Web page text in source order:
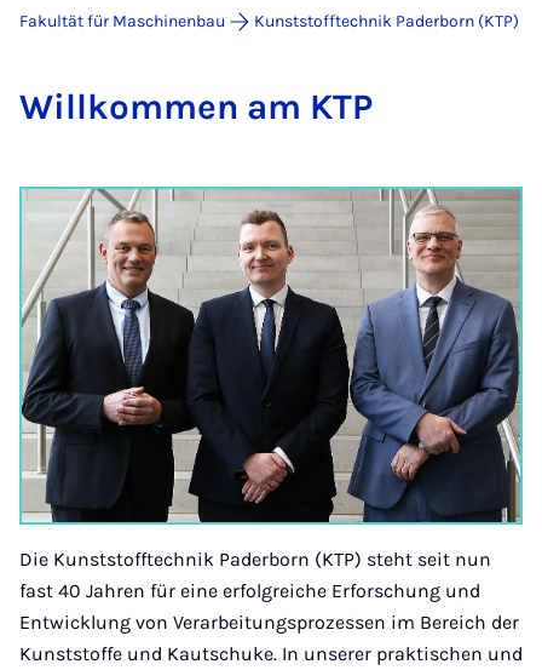
Fakultät für Maschinenbau Kunststofftechnik Paderborn (KTP)
Will­kom­men am KTP
Die Kunststofftechnik Paderborn (KTP) steht seit nun
fast 40 Jahren für eine erfolgreiche Erforschung und
Entwicklung von Verarbeitungsprozessen im Bereich der
Kunststoffe und Kautschuke. In unserer praktischen und